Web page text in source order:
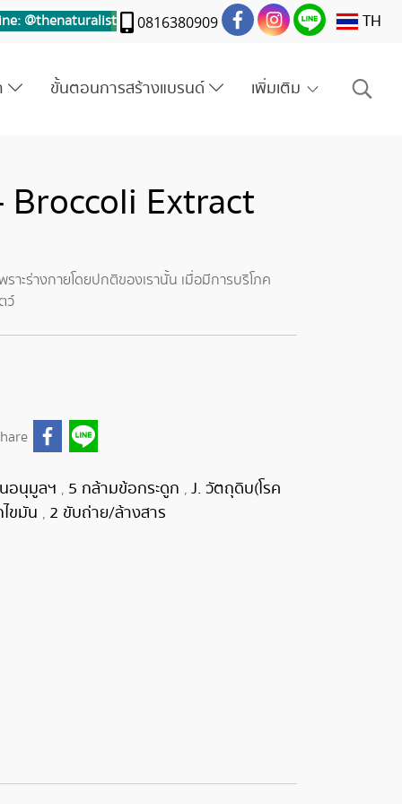
@thenaturalist 0816380909 TH
ขั้นตอนการสร้างแบรนด์ เพิ่มเติม
Extract
าะร่างกายโดยปกติของเรานั้น เมื่อมีการบริโภค
ว์
อนุมูลฯ , 5 กล้ามข้อกระดูก , J. วัตถุดิบ(โรค
ขมัน , 2 ขับถ่าย/ล้างสาร